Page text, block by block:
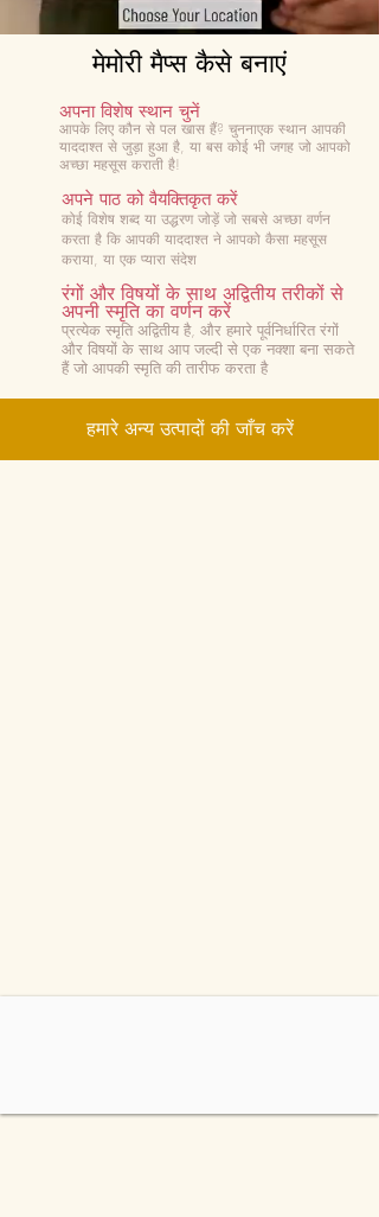
मेमोरी मैप्स कैसे बनाएं
अपना विशेष स्थान चुनें
आपके लिए कौन से पल खास हैं? चुननाएक स्थान आपकी
याददाश्त से जुड़ा हुआ है, या बस कोई भी जगह जो आपको
अच्छा महसूस कराती है!
अपने पाठ को वैयक्तिकृत करें
कोई विशेष शब्द या उद्धरण जोड़ें जो सबसे अच्छा वर्णन
करता है कि आपकी याददाश्त ने आपको कैसा महसूस
कराया, या एक प्यारा संदेश
रंगों और विषयों के साथ अद्वितीय तरीकों से
अपनी स्मृति का वर्णन करें
प्रत्येक स्मृति अद्वितीय है, और हमारे पूर्वनिर्धारित रंगों
और विषयों के साथ आप जल्दी से एक नक्शा बना सकते
हैं जो आपकी स्मृति की तारीफ करता है
हमारे अन्य उत्पादों की जाँच करें